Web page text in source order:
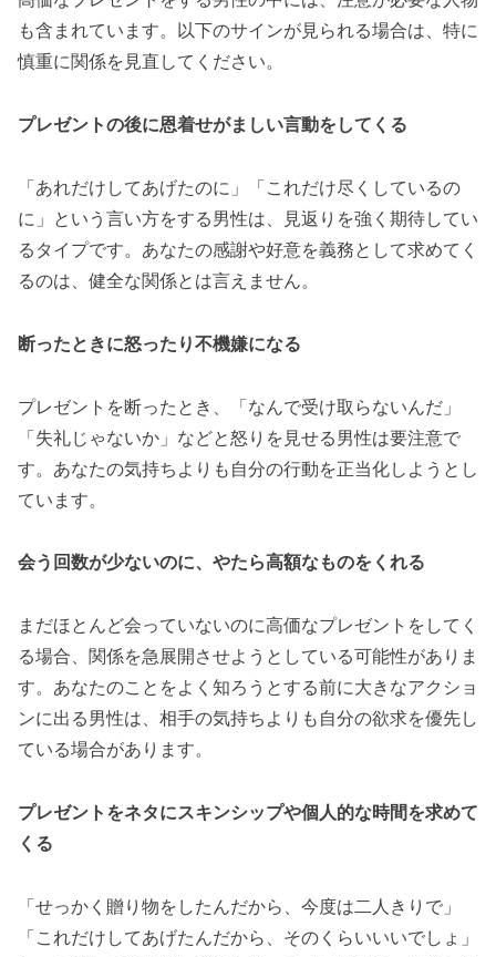
も含まれています。以下のサインが見られる場合は、特に
慎重に関係を見直してください。
プレゼントの後に恩着せがましい言動をしてくる
「あれだけしてあげたのに」「これだけ尽くしているの
に」という言い方をする男性は、見返りを強く期待してい
るタイプです。あなたの感謝や好意を義務として求めてく
るのは、健全な関係とは言えません。
断ったときに怒ったり不機嫌になる
プレゼントを断ったとき、「なんで受け取らないんだ」
「失礼じゃないか」などと怒りを見せる男性は要注意で
す。あなたの気持ちよりも自分の行動を正当化しようとし
ています。
会う回数が少ないのに、やたら高額なものをくれる
まだほとんど会っていないのに高価なプレゼントをしてく
る場合、関係を急展開させようとしている可能性がありま
す。あなたのことをよく知ろうとする前に大きなアクショ
ンに出る男性は、相手の気持ちよりも自分の欲求を優先し
ている場合があります。
プレゼントをネタにスキンシップや個人的な時間を求めて
くる
「せっかく贈り物をしたんだから、今度は二人きりで」
「これだけしてあげたんだから、そのくらいいいでしょ」